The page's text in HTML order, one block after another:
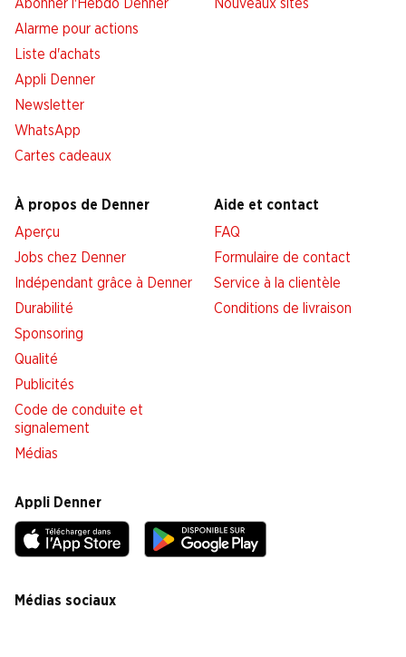
Abonner l'Hebdo Denner
Alarme pour actions
Liste d'achats
Appli Denner
Newsletter
WhatsApp
Cartes cadeaux
Nouveaux sites
À propos de Denner
Aperçu
Jobs chez Denner
Indépendant grâce à Denner
Durabilité
Sponsoring
Qualité
Publicités
Code de conduite et
signalement
Médias
Aide et contact
FAQ
Formulaire de contact
Service à la clientèle
Conditions de livraison
Appli Denner
Médias sociaux